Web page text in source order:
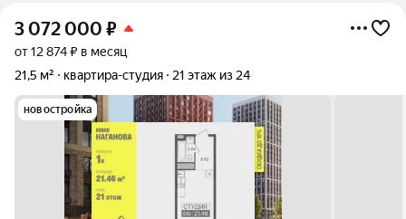
3 072 000 ₽
от 12 874 ₽ в месяц
21,5 м²
квартира-студия 21 этаж из 24
новостройка